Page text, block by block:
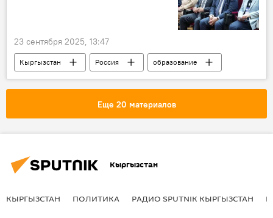
23 сентября 2025, 13:47
Кыргызстан Россия
образование
форум
кыргызстанцы
СПбПУ
Еще 20 материалов
Кыргызстан
КЫРГЫЗСТАН ПОЛИТИКА РАДИО SPUTNIK КЫРГЫЗСТАН